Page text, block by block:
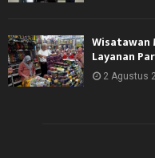
Wisatawan
Layanan
2 Agustus